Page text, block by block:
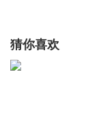
猜你喜欢